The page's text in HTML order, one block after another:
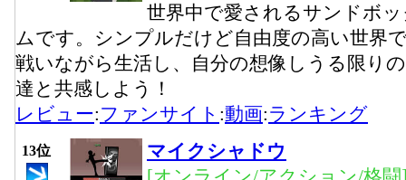
世界中で愛されるサンドボ
ムです。シンプルだけど自由度の高い世界
戦いながら生活し、自分の想像しうる限り
達と共感しよう！
レビュー:ファンサイト :動画:ランキング
13位
マイクシャドウ